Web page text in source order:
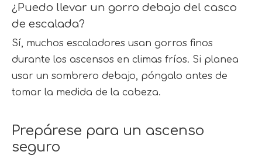
¿Puedo llevar un gorro debajo del casco
de escalada?
Sí, muchos escaladores usan gorros finos
durante los ascensos en climas fríos. Si planea
usar un sombrero debajo, póngalo antes de
tomar la medida de la cabeza.
Prepárese para un ascenso
seguro